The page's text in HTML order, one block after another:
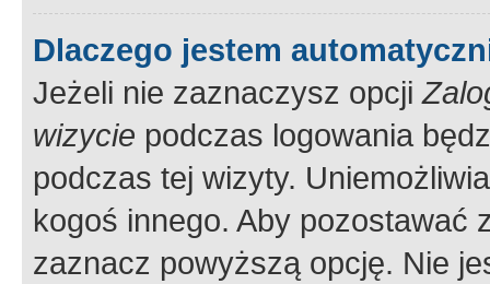
Dlaczego jestem
Jeżeli nie zaznaczysz opcji
wizycie podczas logowania
podczas tej wizyty.
kogoś innego. Aby pozostawać
zaznacz powyższą opcję. Nie